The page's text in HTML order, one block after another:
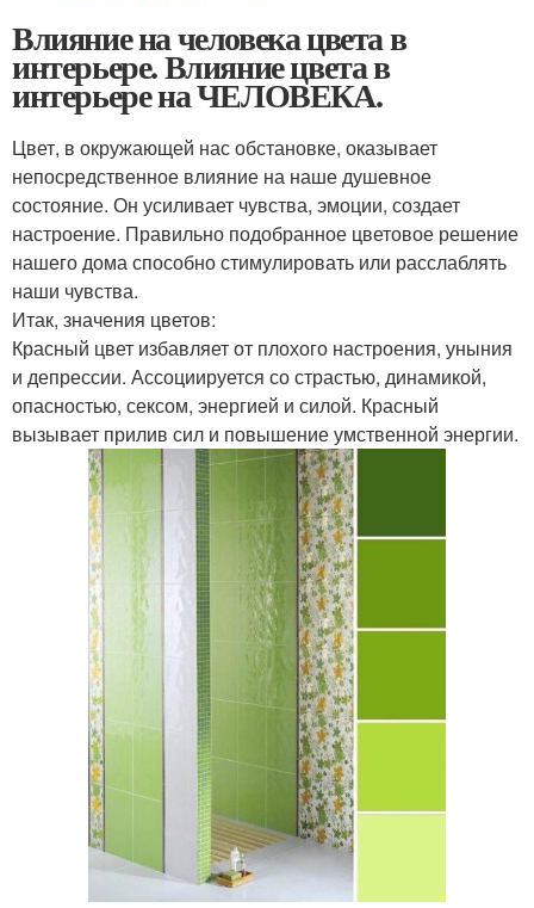
Влияние на человека цвета в
интерьере. Влияние цвета в
интерьере на ЧЕЛОВЕКА.
Цвет, в окружающей нас обстановке, оказывает
непосредственное влияние на наше душевное
состояние. Он усиливает чувства, эмоции, создает
настроение. Правильно подобранное цветовое решение
нашего дома способно стимулировать или расслаблять
наши чувства.
Итак, значения цветов:
Красный цвет избавляет от плохого настроения, уныния
и депрессии. Ассоциируется со страстью, динамикой,
опасностью, сексом, энергией и силой. Красный
вызывает прилив сил и повышение умственной энергии.